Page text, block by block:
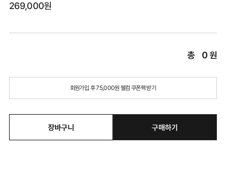
269,000원
총 0원
회원가입 후 75,000원 웰컴 쿠폰팩 받기
장바구니 구매하기